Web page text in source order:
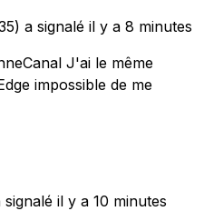
a signalé il y a 8 minutes
J'ai le même
impossible de me
signalé il y a 10 minutes